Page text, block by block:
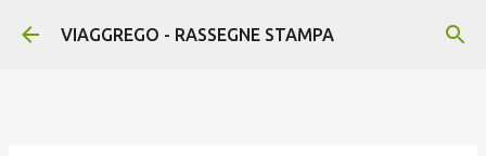
Passa ai contenuti principali
VIAGGREGO - RASSEGNE STAMPA